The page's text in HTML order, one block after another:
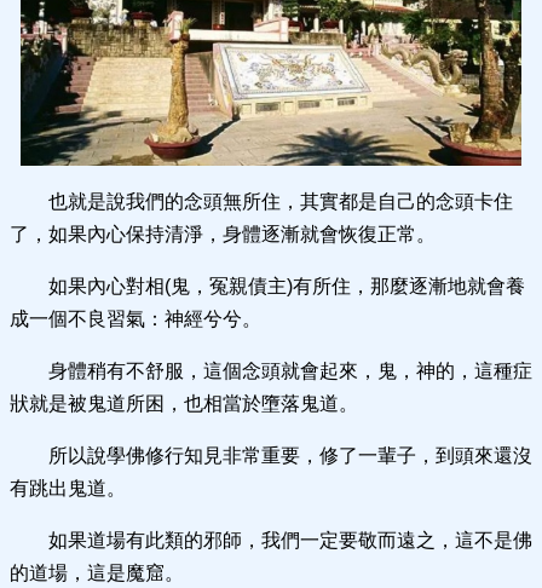
也就是說我們的念頭無所住，其實都是自己的念頭卡住
了，如果內心保持清淨，身體逐漸就會恢復正常。
如果內心對相(鬼，冤親債主)有所住，那麼逐漸地就會養
成一個不良習氣：神經兮兮。
身體稍有不舒服，這個念頭就會起來，鬼，神的，這種症
狀就是被鬼道所困，也相當於墮落鬼道。
所以說學佛修行知見非常重要，修了一輩子，到頭來還沒
有跳出鬼道。
如果道場有此類的邪師，我們一定要敬而遠之，這不是佛
的道場，這是魔窟。